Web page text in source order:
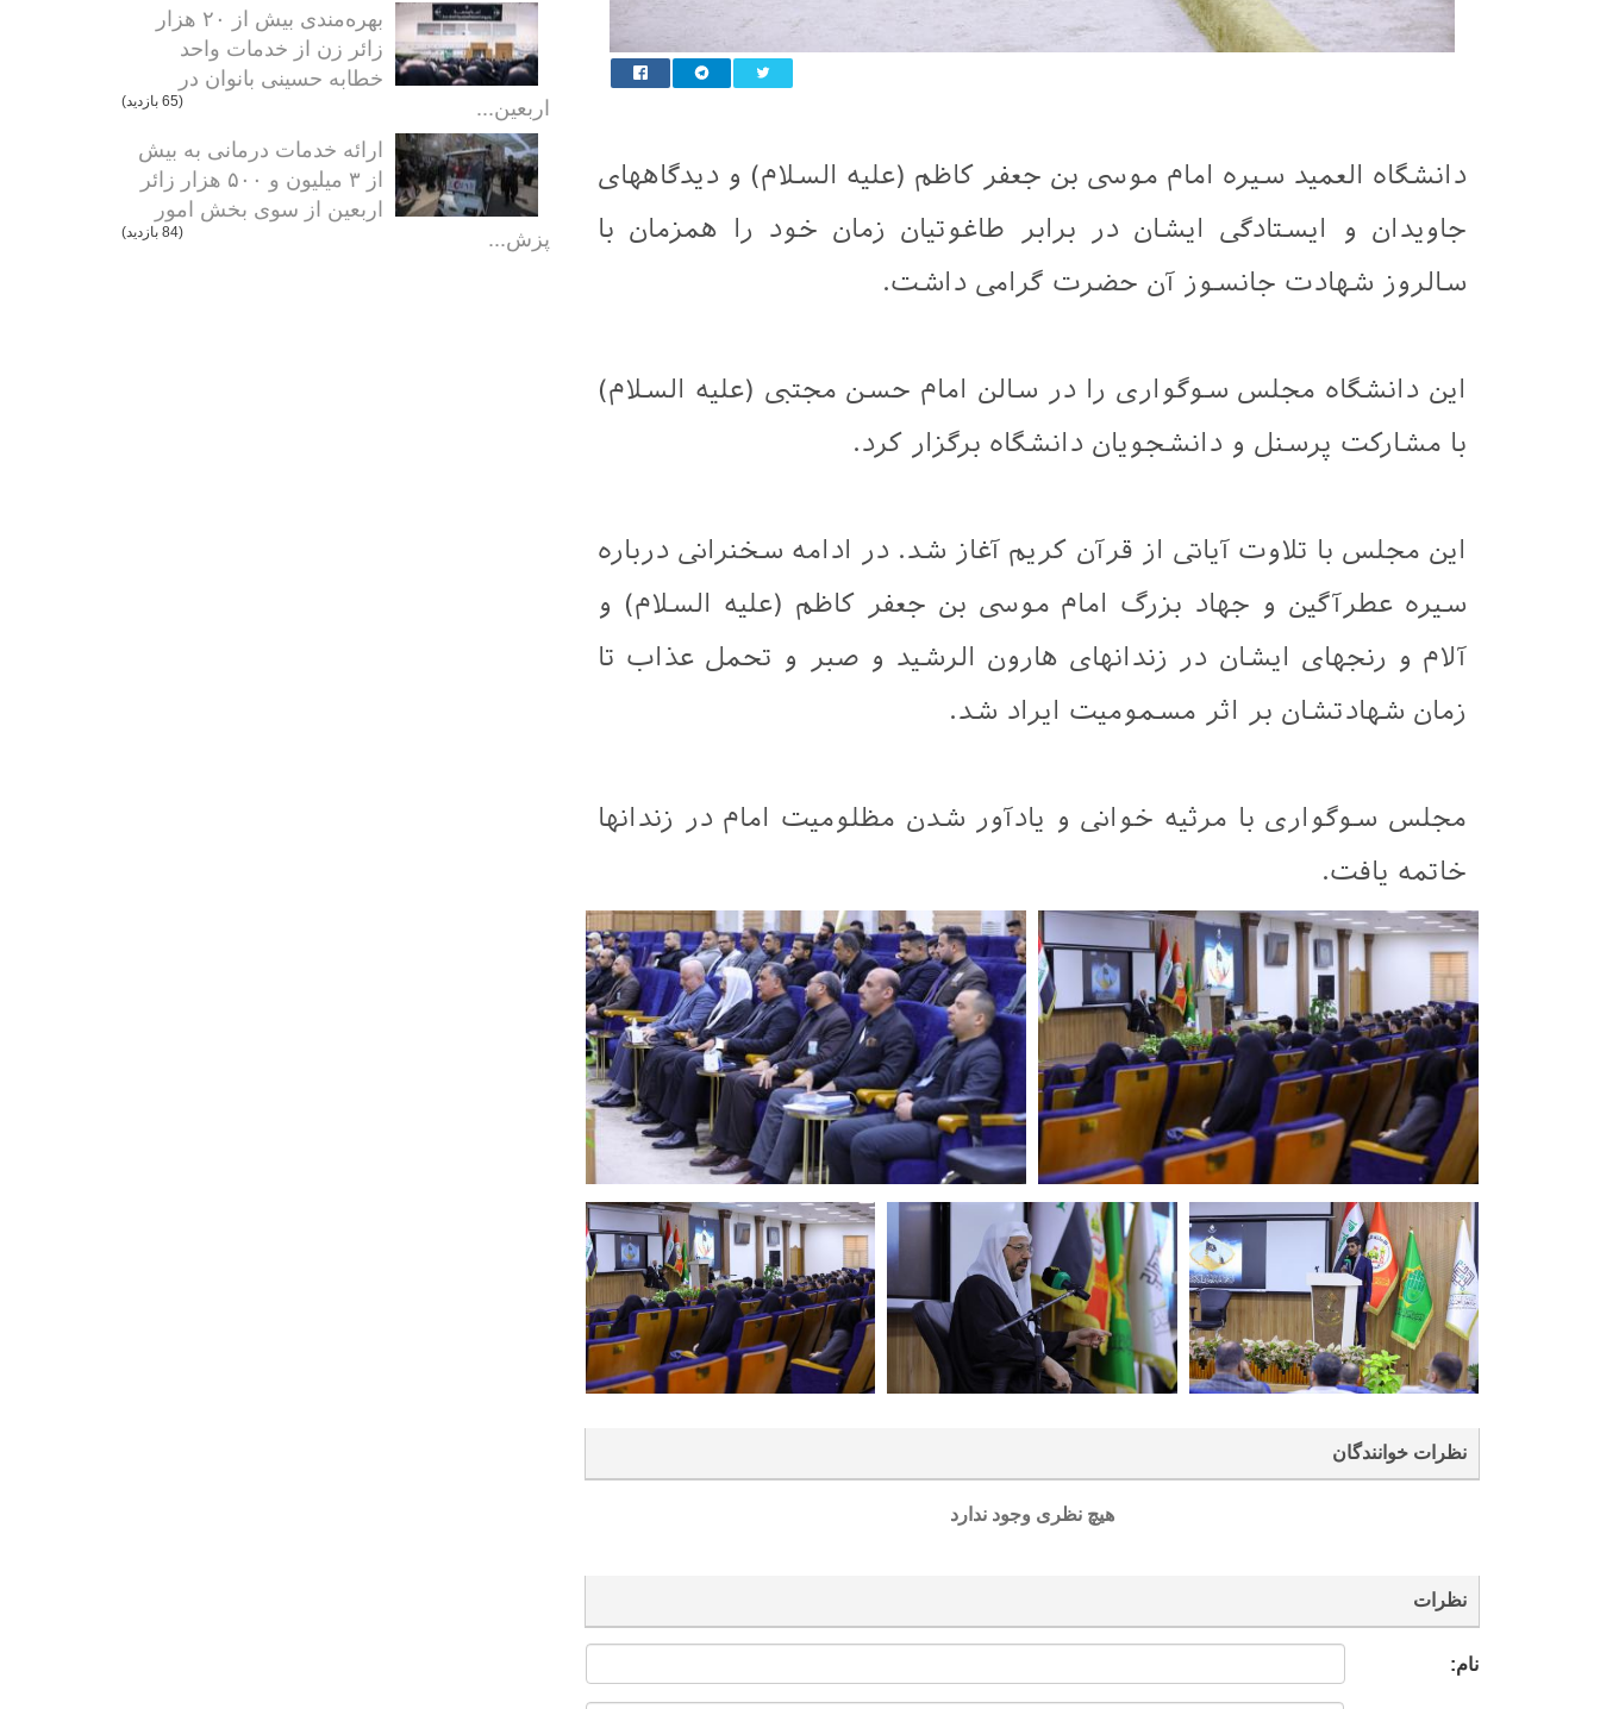
دانشگاه العمید سیره امام موسی بن جعفر کاظم (علیه السلام) و دیدگاههای
جاویدان و ایستادگی ایشان در برابر طاغوتیان زمان خود را همزمان با
سالروز شهادت جانسوز آن حضرت گرامی داشت.
این دانشگاه مجلس سوگواری را در سالن امام حسن مجتبی (علیه السلام)
با مشارکت پرسنل و دانشجویان دانشگاه برگزار کرد.
این مجلس با تلاوت آیاتی از قرآن کریم آغاز شد. در ادامه سخنرانی درباره
سیره عطرآگین و جهاد بزرگ امام موسی بن جعفر کاظم (علیه السلام) و
آلام و رنجهای ایشان در زندانهای هارون الرشید و صبر و تحمل عذاب تا
زمان شهادتشان بر اثر مسمومیت ایراد شد.
مجلس سوگواری با مرثیه خوانی و یادآور شدن مظلومیت امام در زندانها
خاتمه یافت.
نظرات خوانندگان
هیچ نظری وجود ندارد
نظرات
نام:
بهره‌مندی بیش از ۲۰ هزار
زائر زن از خدمات واحد
خطابه حسینی بانوان در
اربعین...
(65 بازدید)
ارائه خدمات درمانی به بیش
از ۳ میلیون و ۵۰۰ هزار زائر
اربعین از سوی بخش امور
پزش...
(84 بازدید)